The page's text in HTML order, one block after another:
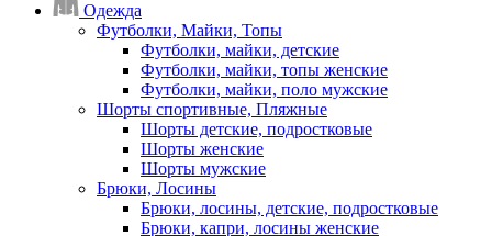
Одежда
Футболки, Майки, Топы
Футболки, майки, детские
Футболки, майки, топы женские
Футболки, майки, поло мужские
Шорты спортивные, Пляжные
Шорты детские, подростковые
Шорты женские
Шорты мужские
Брюки, Лосины
Брюки, лосины, детские, подростковые
Брюки, капри, лосины женские